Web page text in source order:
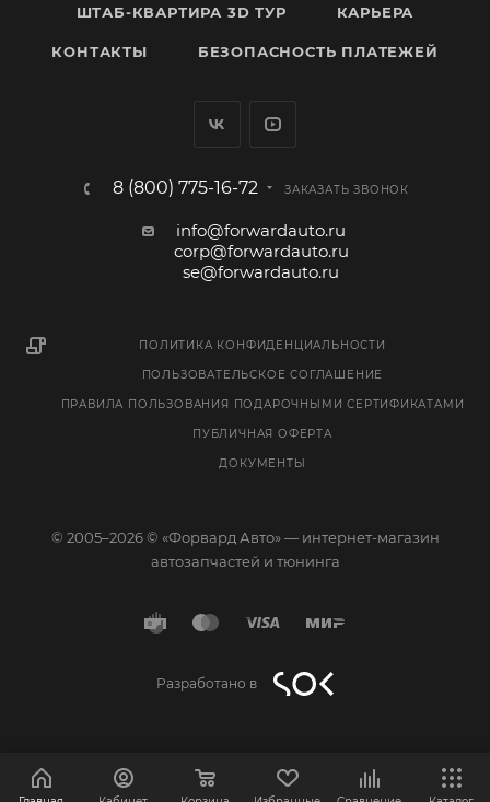
ШТАБ-КВАРТИРА 3D ТУР КАРЬЕРА
КОНТАКТЫ БЕЗОПАСНОСТЬ ПЛАТЕЖЕЙ
8 (800) 775-16-72 ЗАКАЗАТЬ ЗВОНОК
info@forwardauto.ru
corp@forwardauto.ru
se@forwardauto.ru
ПОЛИТИКА КОНФИДЕНЦИАЛЬНОСТИ
ПОЛЬЗОВАТЕЛЬСКОЕ СОГЛАШЕНИЕ
ПРАВИЛА ПОЛЬЗОВАНИЯ ПОДАРОЧНЫМИ СЕРТИФИКАТАМИ
ПУБЛИЧНАЯ ОФЕРТА
ДОКУМЕНТЫ
© 2005–2026 © «Форвард Авто» — интернет-магазин
автозапчастей и тюнинга
Разработано в